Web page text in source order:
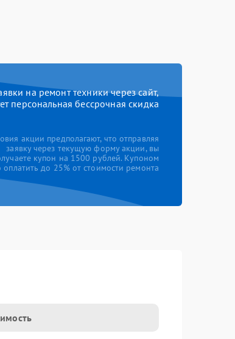
на ремонт техники через сайт,
персональная бессрочная скидка
акции предполагают, что отправляя
заявку через текущую форму акции, вы
купон на 1500 рублей. Купоном
до 25% от стоимости ремонта